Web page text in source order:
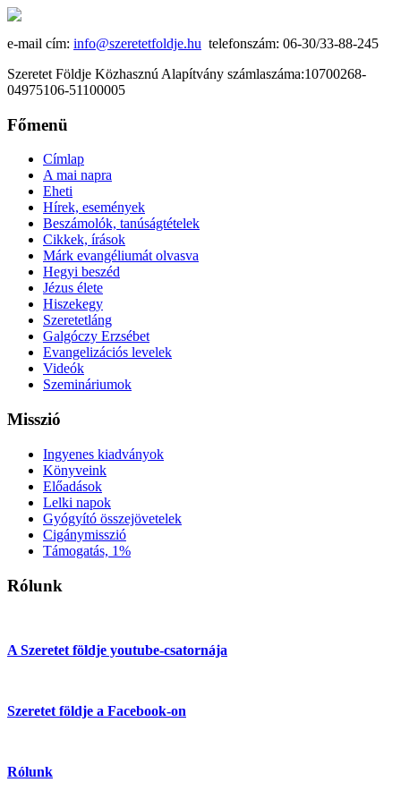
e-mail cím: info@szeretetfoldje.hu telefonszám: 06-30/33-88-245
Szeretet Földje Közhasznú Alapítvány számlaszáma:10700268-
04975106-51100005
Főmenü
Címlap
A mai napra
Eheti
Hírek, események
Beszámolók, tanúságtételek
Cikkek, írások
Márk evangéliumát olvasva
Hegyi beszéd
Jézus élete
Hiszekegy
Szeretetláng
Galgóczy Erzsébet
Evangelizációs levelek
Videók
Szemináriumok
Misszió
Ingyenes kiadványok
Könyveink
Előadások
Lelki napok
Gyógyító összejövetelek
Cigánymisszió
Támogatás, 1%
Rólunk
A Szeretet földje youtube-csatornája
Szeretet földje a Facebook-on
Rólunk